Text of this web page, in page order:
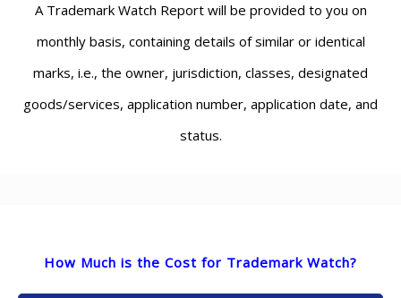
A Trademark Watch Report will be provided to you on
monthly basis, containing details of similar or identical
marks, i.e., the owner, jurisdiction, classes, designated
goods/services, application number, application date, and
status.
How Much is the Cost for Trademark Watch?